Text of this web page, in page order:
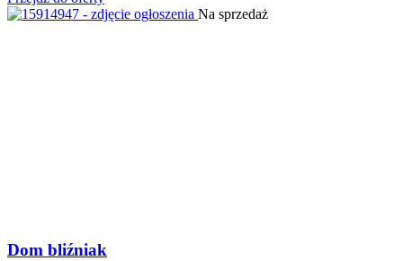
Na sprzedaż
Dom bliźniak